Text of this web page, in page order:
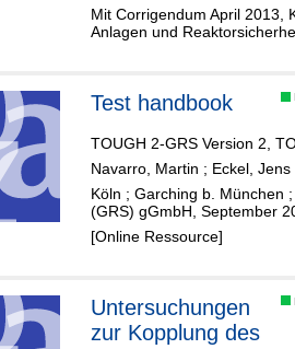
Mit Corrigendum April 2013,
Anlagen und
Test handbook
TOUGH 2-GRS Version 2,
Navarro, Martin ; Eckel, Jens
Köln ; Garching b. München
(GRS) gGmbH, September
[Online Ressource]
Untersuchungen
zur Kopplung des